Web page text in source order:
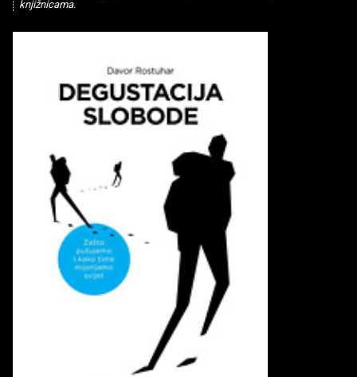
knjižnicama.